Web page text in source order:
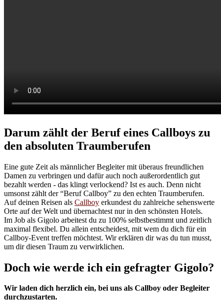
Darum zählt der Beruf eines Callboys zu
den absoluten Traumberufen
Eine gute Zeit als männlicher Begleiter mit überaus freundlichen
Damen zu verbringen und dafür auch noch außerordentlich gut
bezahlt werden - das klingt verlockend? Ist es auch. Denn nicht
umsonst zählt der “Beruf Callboy” zu den echten Traumberufen.
Auf deinen Reisen als Callboy erkundest du zahlreiche sehenswerte
Orte auf der Welt und übernachtest nur in den schönsten Hotels.
Im Job als Gigolo arbeitest du zu 100% selbstbestimmt und zeitlich
maximal flexibel. Du allein entscheidest, mit wem du dich für ein
Callboy-Event treffen möchtest. Wir erklären dir was du tun musst,
um dir diesen Traum zu verwirklichen.
Doch wie werde ich ein gefragter Gigolo?
Wir laden dich herzlich ein, bei uns als Callboy oder Begleiter
durchzustarten.